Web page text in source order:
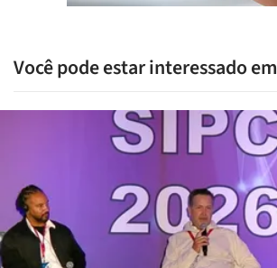
Você pode estar interessado em